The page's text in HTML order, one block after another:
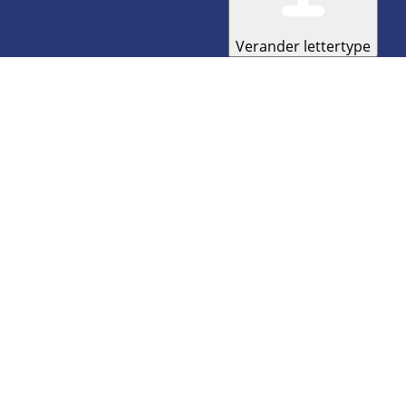
Verander lettertype